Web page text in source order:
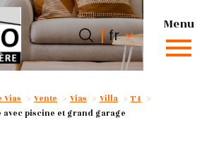
Menu
Langue
fr
0 Langue
fr
Vias Vente Vias Villa
T4
piscine et grand garage